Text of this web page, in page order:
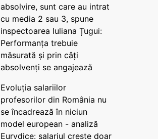
absolvire, sunt care au intrat
cu media 2 sau 3, spune
inspectoarea Iuliana Țugui:
Performanța trebuie
măsurată și prin câți
absolvenți se angajează
Evoluția salariilor
profesorilor din România nu
se încadrează în niciun
model european - analiză
Eurydice: salariul crește doar